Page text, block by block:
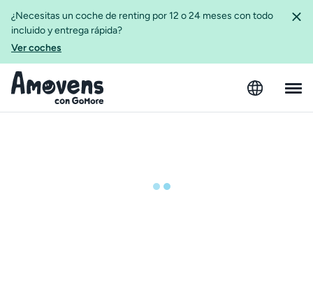
¿Necesitas un coche de renting por 12 o 24 meses con todo
incluido y entrega rápida?
Ver coches